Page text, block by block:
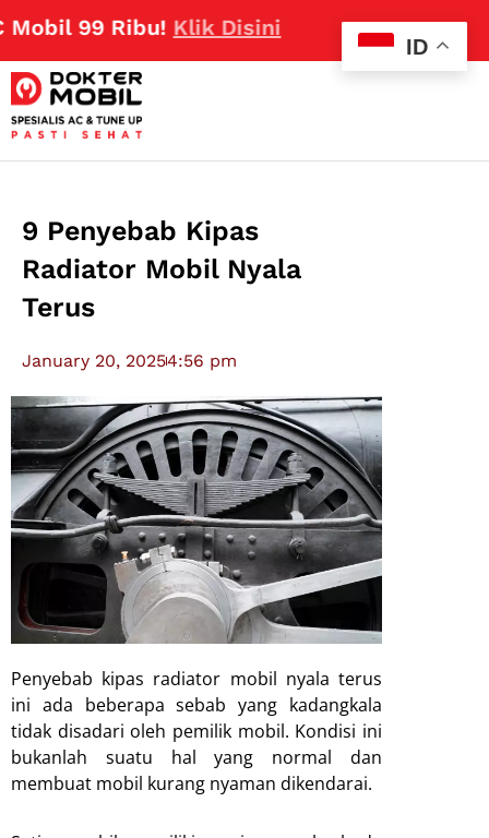
Ribu!Klik Disini
9 Penyebab Kipas
Radiator Mobil Nyala
Terus
January 20, 20254:56 pm
Penyebab kipas radiator mobil nyala terus
ini ada beberapa sebab yang kadangkala
tidak disadari oleh pemilik mobil. Kondisi ini
bukanlah suatu hal yang normal dan
membuat mobil kurang nyaman dikendarai.
ID